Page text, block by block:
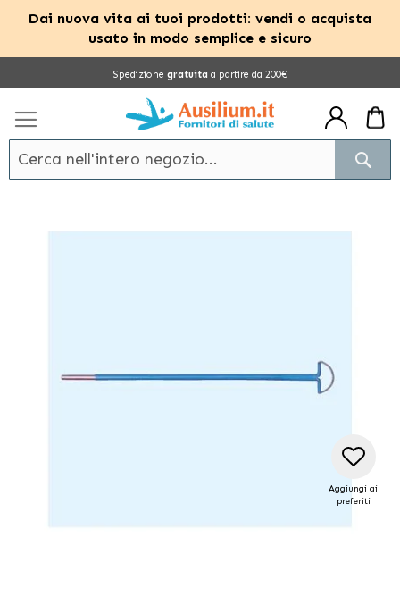
Dai nuova vita ai tuoi prodotti: vendi o acquista
usato in modo semplice e sicuro
Spedizione gratuita a partire da 200€
Aggiungi ai
preferiti